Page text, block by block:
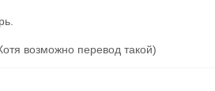
возможно перевод такой)